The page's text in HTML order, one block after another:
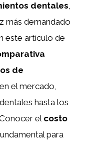
dentales,
más demandado
este artículo de
de
el mercado,
hasta los
el costo
para